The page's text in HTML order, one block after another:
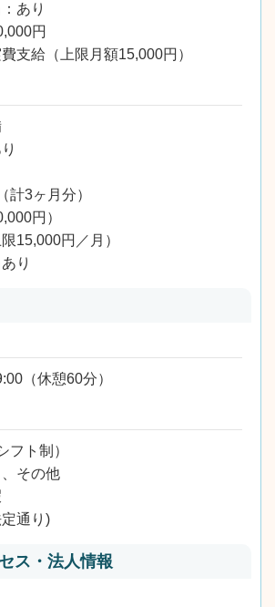
あり
円
支給（上限月額15,000円）
計3ヶ月分）
円）
15,000円／月）
り
（休憩60分）
フト制）
、その他
定通り)
ス・法人情報